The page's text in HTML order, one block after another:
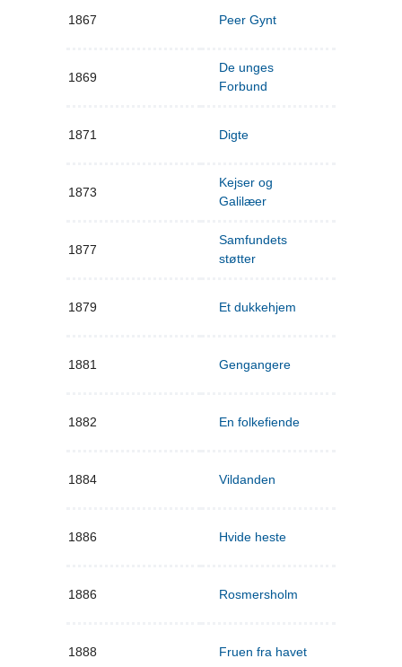
1867 Peer Gynt
1869
De unges
Forbund
1871 Digte
1873
Kejser og
Galilæer
1877
Samfundets
støtter
1879 Et dukkehjem
1881 Gengangere
1882 En folkefiende
1884 Vildanden
1886 Hvide heste
1886 Rosmersholm
1888 Fruen fra havet